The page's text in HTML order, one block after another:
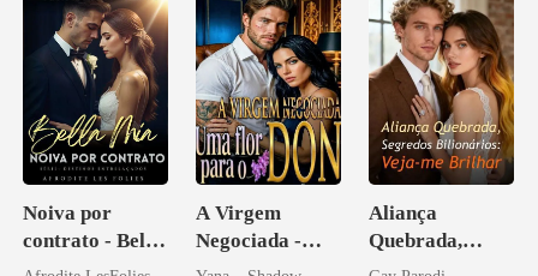
Noiva por
contrato - Bella
Mia
A Virgem
Negociada -
Uma flor para o
Aliança
Quebrada,
Segredos